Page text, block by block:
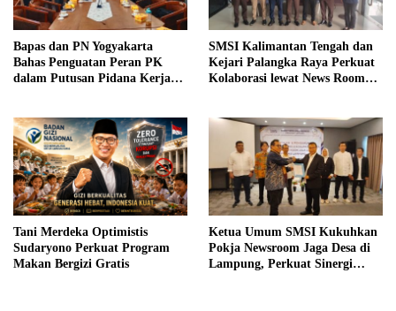
Bapas dan PN Yogyakarta
Bahas Penguatan Peran PK
dalam Putusan Pidana Kerja
SMSI Kalimantan Tengah dan
Kejari Palangka Raya Perkuat
Kolaborasi lewat News Room
Tani Merdeka Optimistis
Sudaryono Perkuat Program
Makan Bergizi Gratis
Ketua Umum SMSI Kukuhkan
Pokja Newsroom Jaga Desa di
Lampung, Perkuat Sinergi